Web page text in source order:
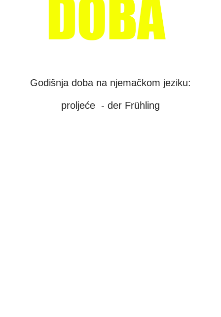
Godišnja doba na njemačkom jeziku:
proljeće - der Frühling